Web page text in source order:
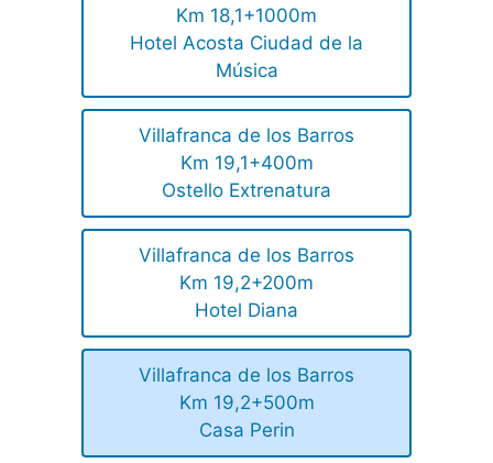
Km 18,1+1000m
Hotel Acosta Ciudad de la
Música
Villafranca de los Barros
Km 19,1+400m
Ostello Extrenatura
Villafranca de los Barros
Km 19,2+200m
Hotel Diana
Villafranca de los Barros
Km 19,2+500m
Casa Perin